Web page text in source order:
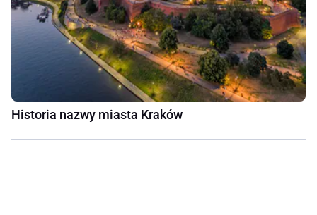
Historia nazwy miasta Kraków